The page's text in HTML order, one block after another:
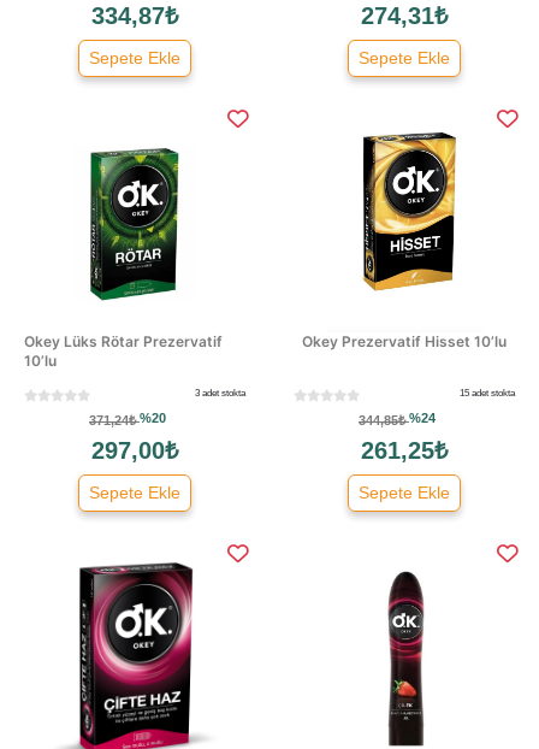
334,87₺
Sepete Ekle
274,31₺
Sepete Ekle
Okey Lüks Rötar Prezervatif
10’lu
3 adet stokta
371,24₺%20
297,00₺
Sepete Ekle
Okey Prezervatif Hisset 10’lu
15 adet stokta
344,85₺%24
261,25₺
Sepete Ekle